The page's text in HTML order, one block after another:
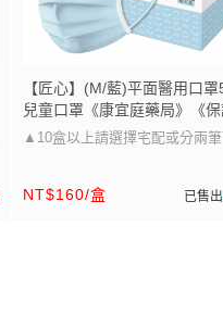
【匠心】(M/藍)平面醫用口罩
兒童口罩《康宜庭藥局》《保
貨》
▲10盒以上請選擇宅配或分兩筆
口罩大小可以參考圖片的尺寸~
NT$160/盒 已售出